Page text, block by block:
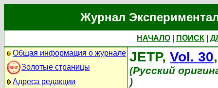
Журнал
НАЧАЛО ПОИСК
Общая информация о журнале
Золотые страницы
Адреса редакции
JETP, Vol. 30
(Русский
)